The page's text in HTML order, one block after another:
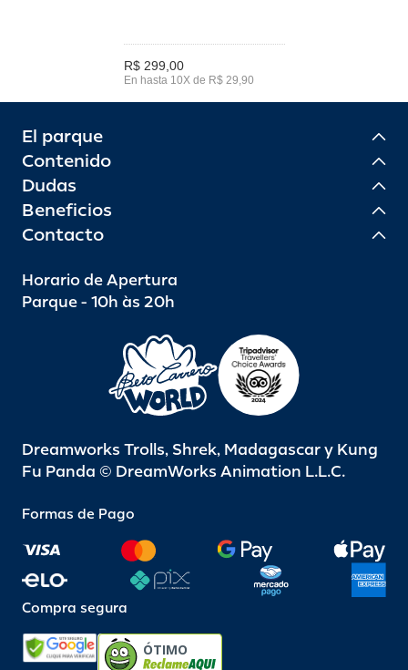
R$ 299,00
En hasta 10X de R$ 29,90
El parque
Contenido
Dudas
Beneficios
Contacto
Horario de Apertura
Parque - 10h às 20h
Dreamworks Trolls, Shrek, Madagascar y Kung
Fu Panda © DreamWorks Animation L.L.C.
Formas de Pago
Compra segura
ÓTIMO